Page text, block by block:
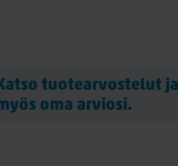
tuotearvostelut
oma arviosi.